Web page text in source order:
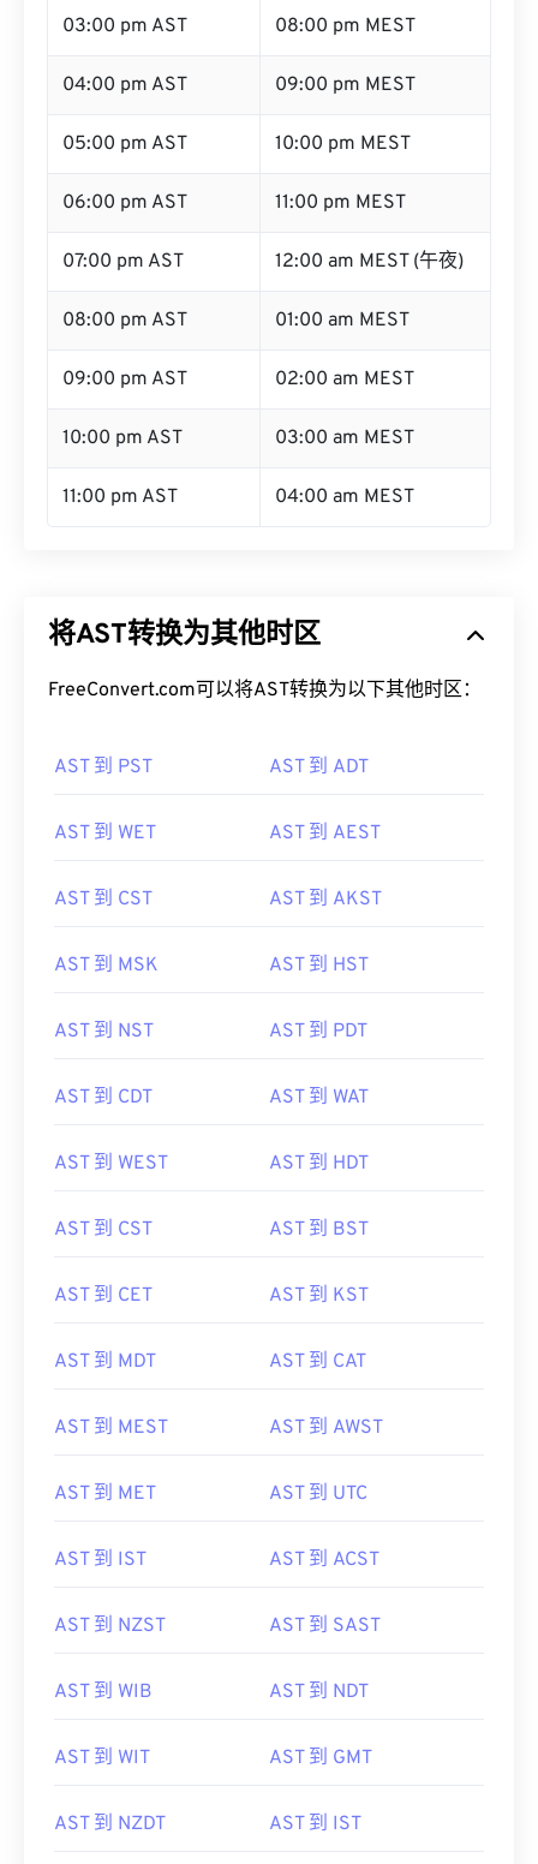
03:00 pm AST 08:00 pm MEST
04:00 pm AST 09:00 pm MEST
05:00 pm AST 10:00 pm MEST
06:00 pm AST 11:00 pm MEST
07:00 pm AST 12:00 am MEST (午夜)
08:00 pm AST 01:00 am MEST
09:00 pm AST 02:00 am MEST
10:00 pm AST 03:00 am MEST
11:00 pm AST 04:00 am MEST
将AST转换为其他时区
FreeConvert.com可以将AST转换为以下其他时区：
AST 到 PST AST 到 ADT
AST 到 WET AST 到 AEST
AST 到 CST AST 到 AKST
AST 到 MSK AST 到 HST
AST 到 NST AST 到 PDT
AST 到 CDT AST 到 WAT
AST 到 WEST AST 到 HDT
AST 到 CST AST 到 BST
AST 到 CET AST 到 KST
AST 到 MDT AST 到 CAT
AST 到 MEST AST 到 AWST
AST 到 MET AST 到 UTC
AST 到 IST AST 到 ACST
AST 到 NZST AST 到 SAST
AST 到 WIB AST 到 NDT
AST 到 WIT AST 到 GMT
AST 到 NZDT AST 到 IST